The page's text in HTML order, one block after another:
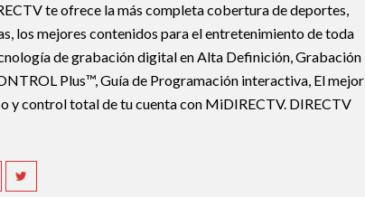
te ofrece la más completa cobertura de deportes,
los mejores contenidos para el entretenimiento de toda
de grabación digital en Alta Definición, Grabación
Plus™, Guía de Programación interactiva, El mejor
y control total de tu cuenta con MiDIRECTV. DIRECTV